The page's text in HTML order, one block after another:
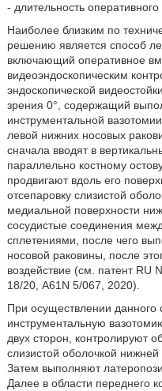
- длительность оперативного
Наиболее близким по
решению является способ
включающий оперативное
видеоэндоскопическим
эндоскопической
зрения 0°, содержащий
инструментальной
левой нижних носовых
сначала вводят в
параллельно костному
продвигают вдоль его
отсепаровку слизистой
медиальной поверхности
сосудистые соединения
сплетениями, после чего
носовой раковины, после
воздействие (см. патент
18/20, A61N 5/067, 2020).
При осуществлении данного
инструментальную
двух сторон, контролируют
слизистой оболочкой
Затем выполняют
Далее в области переднего